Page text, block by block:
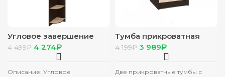
Угловое завершение
“Сакура” венге/лоредо
4 499₽ 4 274₽
Описание: Угловое
Тумба прикроватная
“Сакура” венге/лоредо
(в компл – 2 шт)
4 199₽ 3 989₽
Две прикроватные тумбы с